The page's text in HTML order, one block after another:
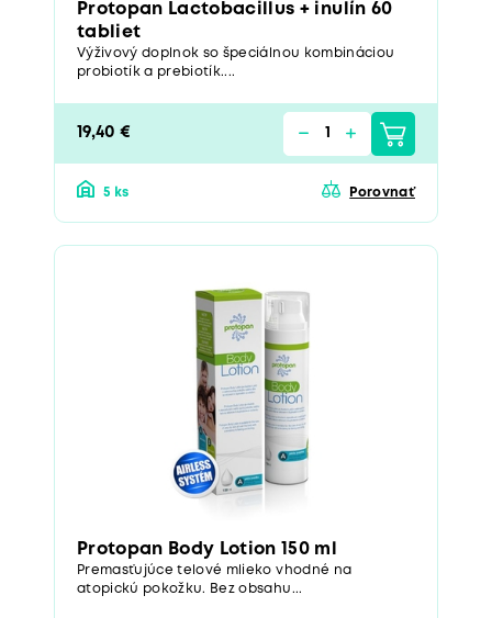
Protopan Lactobacillus + inulín 60
tabliet
Výživový doplnok so špeciálnou kombináciou
probiotík a prebiotík....
19,40 €
5 ks Porovnať
Protopan Body Lotion 150 ml
Premasťujúce telové mlieko vhodné na
atopickú pokožku. Bez obsahu...